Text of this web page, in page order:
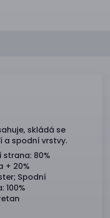
skládá se
a spodní vrstvy.
strana: 80%
+ 20%
Spodní
100%